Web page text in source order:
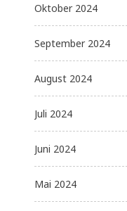
Oktober 2024
September 2024
August 2024
Juli 2024
Juni 2024
Mai 2024